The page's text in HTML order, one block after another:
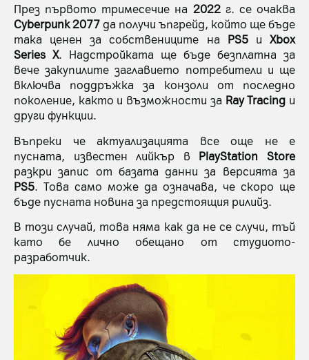
През първото тримесечие на 2022г. се очаква
Cyberpunk 2077да получи ъпгрейд, който ще бъде
така ценен за собствениците на PS5иXbox
Series X. Надстройката ще бъде безплатна за
вече закупилите заглавието потребители и ще
включва поддръжка за конзоли от последно
поколение, както и възможности за Ray Tracing и
други функции.
Въпреки че актуализацията все още не е
пусната, известен лийкър в PlayStation Store
разкри запис от базата данни за версията за
PS5. Това само може да означава, че скоро ще
бъде пусната новина за предстоящия рилийз.
В този случай, това няма как да не се случи, тъй
като бе лично обещано от студиото-
разработчик.